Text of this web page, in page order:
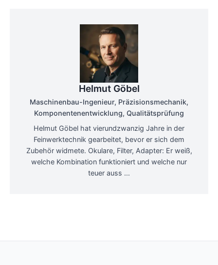
Helmut Göbel
Maschinenbau-Ingenieur, Präzisionsmechanik,
Komponentenentwicklung, Qualitätsprüfung
Helmut Göbel hat vierundzwanzig Jahre in der
Feinwerktechnik gearbeitet, bevor er sich dem
Zubehör widmete. Okulare, Filter, Adapter: Er weiß,
welche Kombination funktioniert und welche nur
teuer auss ...